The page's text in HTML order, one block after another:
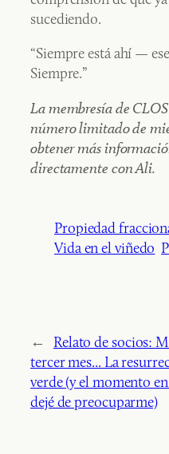
sucediendo.
“Siempre está ahí —
Siempre.”
La membresía de
número limitado de
obtener más
directamente con Ali.
Propiedad
Vida en el viñedo
←
Relato de socios:
tercer mes... La
verde (y el momento
dejé de preocuparme)